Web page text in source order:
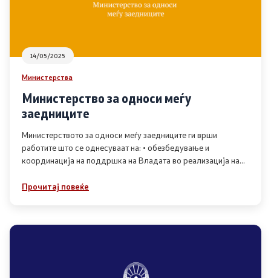
14/05/2025
Министерства
Министерство за односи меѓу
заедниците
Министерството за односи меѓу заедниците ги врши
работите што се однесуваат на: • обезбедување и
координација на поддршка на Владата во реализација на
произлегуваат од Рамковниот договор
Прочитај повеќе